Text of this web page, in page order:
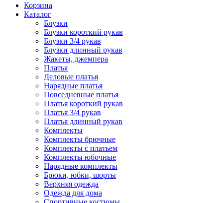
Корзина
Каталог
Блузки
Блузки короткий рукав
Блузки 3/4 рукав
Блузки длинный рукав
Жакеты, джемпера
Платья
Деловые платья
Нарядные платья
Повседневные платья
Платья короткий рукав
Платья 3/4 рукав
Платья длинный рукав
Комплекты
Комплекты брючные
Комплекты с платьем
Комплекты юбочные
Нарядные комплекты
Брюки, юбки, шорты
Верхняя одежда
Одежда для дома